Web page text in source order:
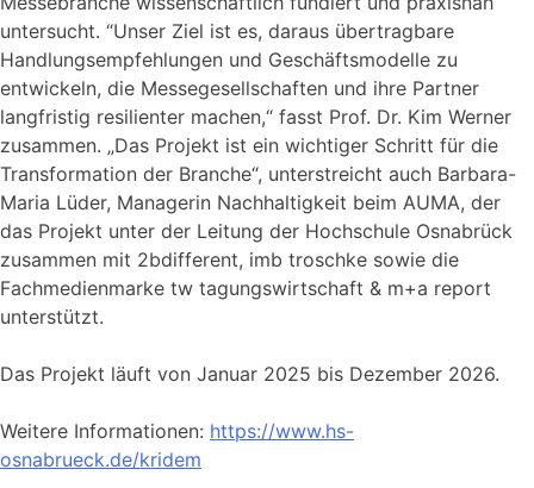
untersucht. “Unser Ziel ist es, daraus übertragbare
Handlungsempfehlungen und Geschäftsmodelle zu
entwickeln, die Messegesellschaften und ihre Partner
langfristig resilienter machen,“ fasst Prof. Dr. Kim Werner
zusammen. „Das Projekt ist ein wichtiger Schritt für die
Transformation der Branche“, unterstreicht auch Barbara-
Maria Lüder, Managerin Nachhaltigkeit beim AUMA, der
das Projekt unter der Leitung der Hochschule Osnabrück
zusammen mit 2bdifferent, imb troschke sowie die
Fachmedienmarke tw tagungswirtschaft & m+a report
unterstützt.
Das Projekt läuft von Januar 2025 bis Dezember 2026.
Weitere Informationen: https://www.hs-
osnabrueck.de/kridem